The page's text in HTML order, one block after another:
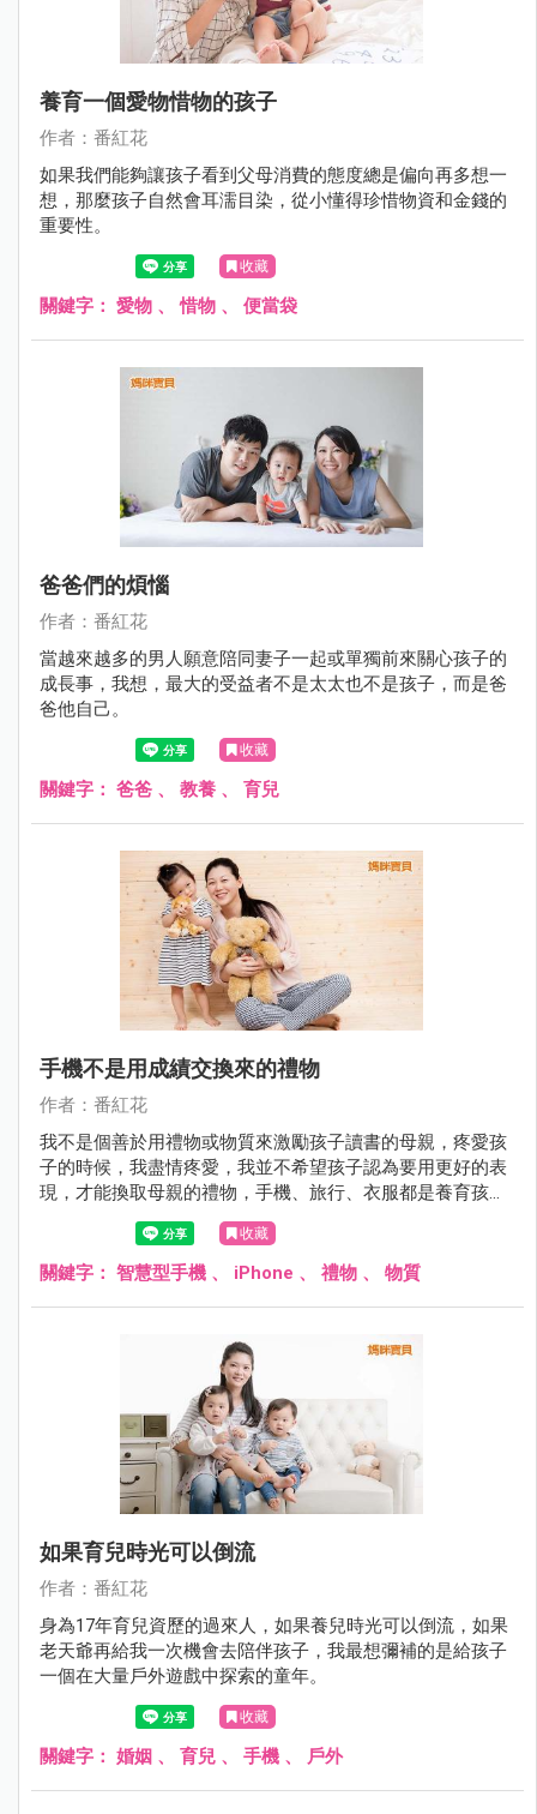
養育一個愛物惜物的孩子
作者：番紅花
如果我們能夠讓孩子看到父母消費的態度總是偏向再多想一
想，那麼孩子自然會耳濡目染，從小懂得珍惜物資和金錢的
重要性。
收藏
關鍵字： 愛物 、惜物 、 便當袋
爸爸們的煩惱
作者：番紅花
當越來越多的男人願意陪同妻子一起或單獨前來關心孩子的
成長事，我想，最大的受益者不是太太也不是孩子，而是爸
爸他自己。
收藏
關鍵字： 爸爸 、 教養 、 育兒
手機不是用成績交換來的禮物
作者：番紅花
我不是個善於用禮物或物質來激勵孩子讀書的母親，疼愛孩
子的時候，我盡情疼愛，我並不希望孩子認為要用更好的表
現，才能換取母親的禮物，手機、旅行、衣服都是養育孩子
長大的過程。
收藏
關鍵字： 智慧型手機 、 iPhone 、 禮物 、 物質
如果育兒時光可以倒流
作者：番紅花
身為17年育兒資歷的過來人，如果養兒時光可以倒流，如果
老天爺再給我一次機會去陪伴孩子，我最想彌補的是給孩子
一個在大量戶外遊戲中探索的童年。
收藏
關鍵字： 婚姻 、 育兒 、 手機 、 戶外